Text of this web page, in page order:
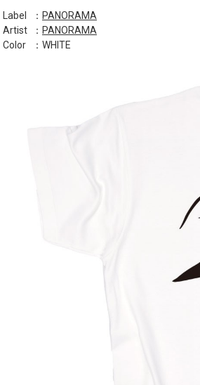
Label ： PANORAMA
Artist
： PANORAMA
Color
：WHITE